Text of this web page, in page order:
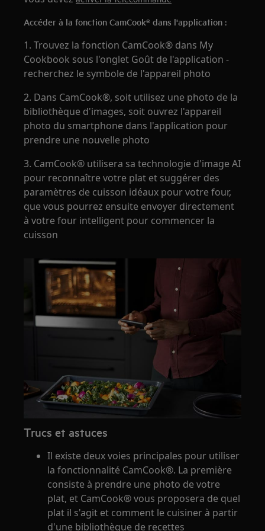
Accéder à la fonction CamCook® dans l'application :
1. Trouvez la fonction CamCook® dans My
Cookbook sous l'onglet Goût de l'application -
recherchez le symbole de l'appareil photo
2. Dans CamCook®, soit utilisez une photo de la
bibliothèque d'images, soit ouvrez l'appareil
photo du smartphone dans l'application pour
prendre une nouvelle photo
3. CamCook® utilisera sa technologie d'image AI
pour reconnaître votre plat et suggérer des
paramètres de cuisson idéaux pour votre four,
que vous pourrez ensuite envoyer directement
à votre four intelligent pour commencer la
cuisson
Trucs et astuces
Il existe deux voies principales pour utiliser
la fonctionnalité CamCook®. La première
consiste à prendre une photo de votre
plat, et CamCook® vous proposera de quel
plat il s'agit et comment le cuisiner à partir
d'une bibliothèque de recettes